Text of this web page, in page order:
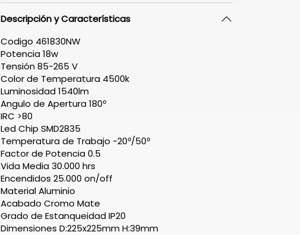
Descripción y Características
Codigo 461830NW
Potencia 18w
Tensión 85-265 V
Color de Temperatura 4500k
Luminosidad 1540lm
Angulo de Apertura 180º
IRC >80
Led Chip SMD2835
Temperatura de Trabajo -20º/50º
Factor de Potencia 0.5
Vida Media 30.000 hrs
Encendidos 25.000 on/off
Material Aluminio
Acabado Cromo Mate
Grado de Estanqueidad IP20
Dimensiones D:225x225mm H:39mm